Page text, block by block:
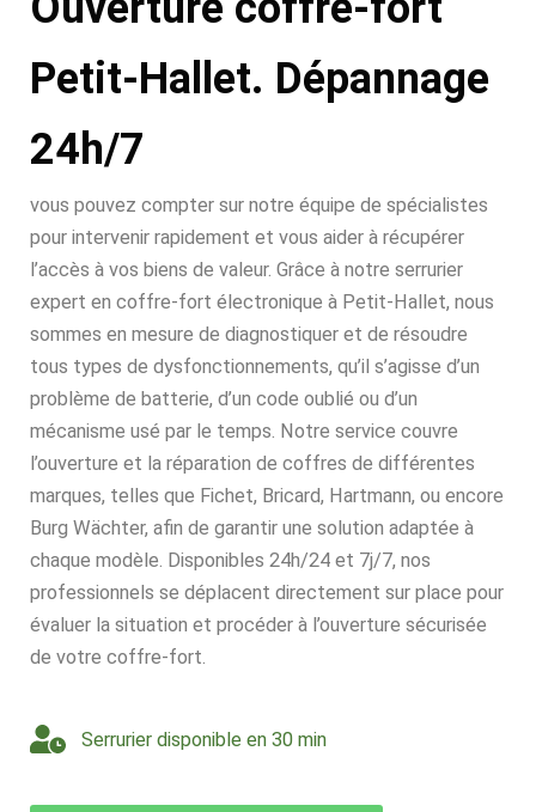
Petit-Hallet. Dépannage
24h/7
vous pouvez compter sur notre équipe de spécialistes
pour intervenir rapidement et vous aider à récupérer
l’accès à vos biens de valeur. Grâce à notre serrurier
expert en coffre-fort électronique à Petit-Hallet, nous
sommes en mesure de diagnostiquer et de résoudre
tous types de dysfonctionnements, qu’il s’agisse d’un
problème de batterie, d’un code oublié ou d’un
mécanisme usé par le temps. Notre service couvre
l’ouverture et la réparation de coffres de différentes
marques, telles que Fichet, Bricard, Hartmann, ou encore
Burg Wächter, afin de garantir une solution adaptée à
chaque modèle. Disponibles 24h/24 et 7j/7, nos
professionnels se déplacent directement sur place pour
évaluer la situation et procéder à l’ouverture sécurisée
de votre coffre-fort.
Serrurier disponible en 30 min